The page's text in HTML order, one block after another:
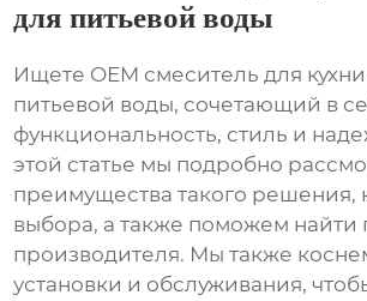
для питьевой воды
Ищете OEM смеситель для
питьевой воды, сочетающий в
функциональность, стиль и
этой статье мы подробно
преимущества такого решения,
выбора, а также поможем найти
производителя. Мы также
установки и обслуживания,